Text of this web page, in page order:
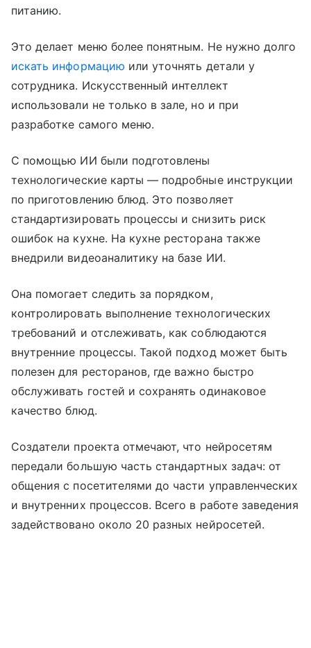
питанию.
Это делает меню более понятным. Не нужно долго
искать информацию или уточнять детали у
сотрудника. Искусственный интеллект
использовали не только в зале, но и при
разработке самого меню.
С помощью ИИ были подготовлены
технологические карты — подробные инструкции
по приготовлению блюд. Это позволяет
стандартизировать процессы и снизить риск
ошибок на кухне. На кухне ресторана также
внедрили видеоаналитику на базе ИИ.
Она помогает следить за порядком,
контролировать выполнение технологических
требований и отслеживать, как соблюдаются
внутренние процессы. Такой подход может быть
полезен для ресторанов, где важно быстро
обслуживать гостей и сохранять одинаковое
качество блюд.
Создатели проекта отмечают, что нейросетям
передали большую часть стандартных задач: от
общения с посетителями до части управленческих
и внутренних процессов. Всего в работе заведения
задействовано около 20 разных нейросетей.